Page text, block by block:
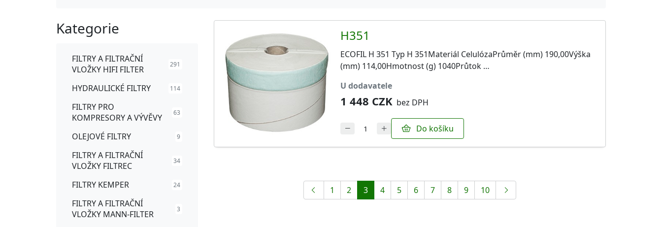
Kategorie
FILTRY A FILTRAČNÍ
VLOŽKY HIFI FILTER
291
HYDRAULICKÉ FILTRY 114
FILTRY PRO
KOMPRESORY A VÝVĚVY
63
OLEJOVÉ FILTRY 9
FILTRY A FILTRAČNÍ
VLOŽKY FILTREC
34
FILTRY KEMPER 24
FILTRY A FILTRAČNÍ
VLOŽKY MANN-FILTER
3
H351
ECOFIL H 351 Typ H 351Materiál CelulózaPrůměr (mm) 190,00Výška
(mm) 114,00Hmotnost (g) 1040Průtok …
u dodavatele
1 448 CZK bez DPH
Do košíku
1 2 3 4 5 6 7 8 9 10